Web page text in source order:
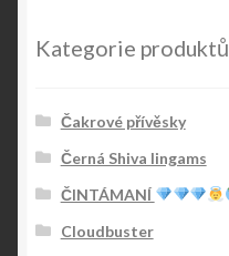
Kategorie produktů
Čakrové přívěsky
Černá Shiva lingams
ČINTÁMANÍ
Cloudbuster